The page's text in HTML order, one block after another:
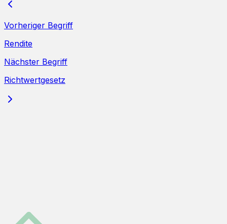
Vorheriger Begriff
Rendite
Nächster Begriff
Richtwertgesetz